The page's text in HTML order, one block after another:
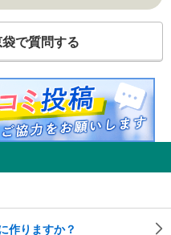
で質問する
作りますか？